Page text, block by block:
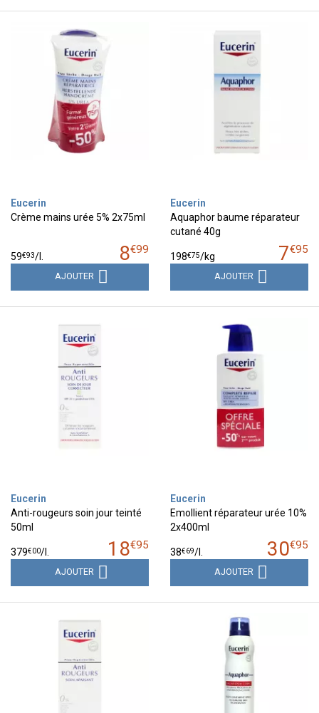
Eucerin
Crème mains urée 5% 2x75ml
8€99
59€93/
AJOUTER
Eucerin
Aquaphor baume réparateur
cutané 40g
7€95
198€75/kg
AJOUTER
Eucerin
Anti-rougeurs soin jour teinté
50ml
18€95
379€00/
AJOUTER
Eucerin
Emollient réparateur urée 10%
2x400ml
30€95
38€69/
AJOUTER